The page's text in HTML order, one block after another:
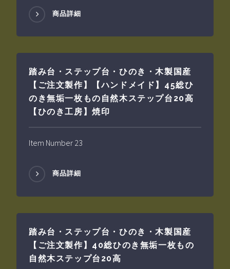
商品詳細
踏み台・ステップ台・ひのき・木製国産
【ご注文製作】【ハンドメイド】45総ひ
のき無垢一枚もの自然木ステップ台20高
【ひのき工房】焼印
Item Number 23
商品詳細
踏み台・ステップ台・ひのき・木製国産
【ご注文製作】40総ひのき無垢一枚もの
自然木ステップ台20高